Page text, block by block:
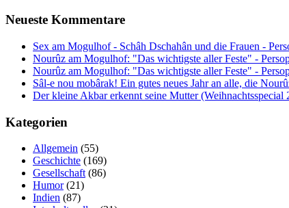
Neueste Kommentare
Sex am Mogulhof - Schâh Dschahân und die Frauen -
Nourûz am Mogulhof: "Das wichtigste aller Feste" -
Nourûz am Mogulhof: "Das wichtigste aller Feste" -
Sâl-e nou mobârak! Ein gutes neues Jahr an alle, die
Der kleine Akbar erkennt seine Mutter
Kategorien
Allgemein (55)
Geschichte (169)
Gesellschaft(86)
Humor(21)
Indien (87)